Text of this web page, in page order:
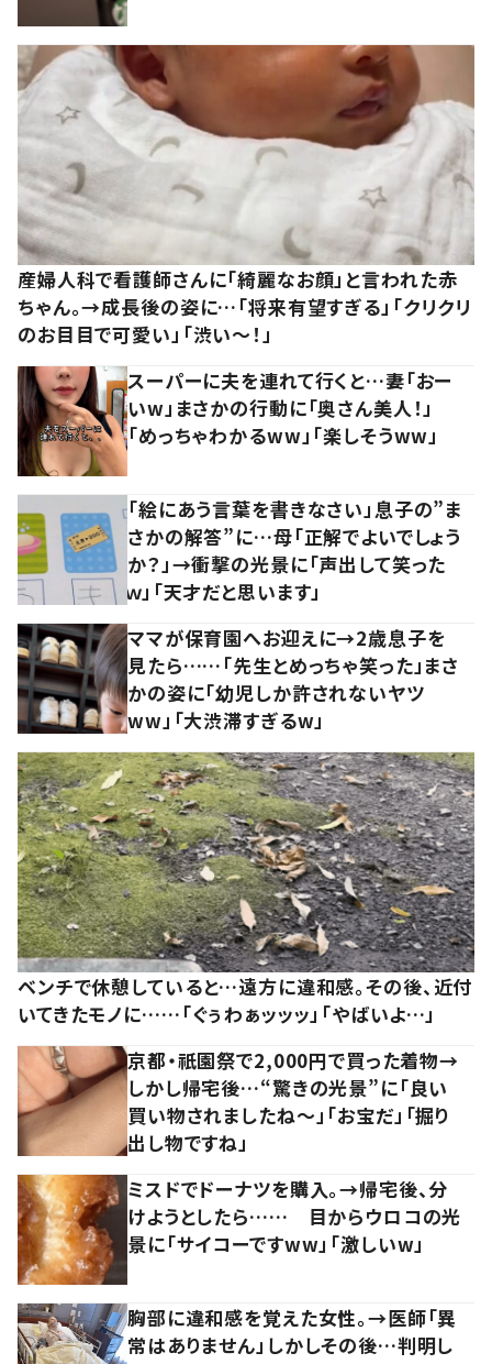
産婦人科で看護師さんに「綺麗なお顔」と言われた赤
ちゃん。→成長後の姿に…「将来有望すぎる」「クリクリ
のお目目で可愛い」「渋い～！」
スーパーに夫を連れて行くと…妻「おー
いw」まさかの行動に「奥さん美人！」
「めっちゃわかるww」「楽しそうww」
「絵にあう言葉を書きなさい」息子の”ま
さかの解答”に…母「正解でよいでしょう
か？」→衝撃の光景に「声出して笑った
ｗ」「天才だと思います」
ママが保育園へお迎えに→2歳息子を
見たら……「先生とめっちゃ笑った」まさ
かの姿に「幼児しか許されないヤツ
ww」「大渋滞すぎるw」
ベンチで休憩していると…遠方に違和感。その後、近付
いてきたモノに……「ぐぅわぁッッッ」「やばいよ…」
京都・祇園祭で2,000円で買った着物→
しかし帰宅後…“驚きの光景”に「良い
買い物されましたね～」「お宝だ」「掘り
出し物ですね」
ミスドでドーナツを購入。→帰宅後、分
けようとしたら…… 目からウロコの光
景に「サイコーですww」「激しいw」
胸部に違和感を覚えた女性。→医師「異
常はありません」しかしその後…判明し